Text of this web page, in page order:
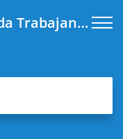
Ayuda Trabajando.com